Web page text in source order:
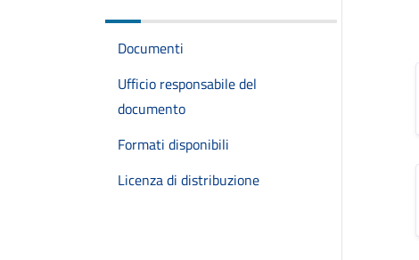
Documenti
Ufficio responsabile del
documento
Formati disponibili
Licenza di distribuzione